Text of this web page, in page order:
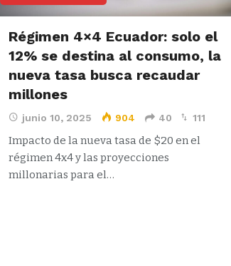
Régimen 4×4 Ecuador: solo el
12% se destina al consumo, la
nueva tasa busca recaudar
millones
junio 10, 2025 904 40 111
Impacto de la nueva tasa de $20 en el
régimen 4x4 y las proyecciones
millonarias para el…